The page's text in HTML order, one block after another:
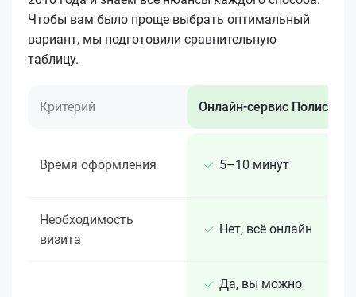
Чтобы вам было проще выбрать оптимальный
вариант, мы подготовили сравнительную
таблицу.
Критерий Онлайн-сервис Полис 812
Время оформления 5–10 минут
Необходимость
визита
Нет, всё онлайн
Да, вы можно